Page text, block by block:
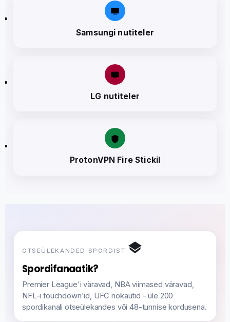
Samsungi nutiteler
LG nutiteler
ProtonVPN Fire Stickil
OTSEÜLEKANDED SPORDIST
Spordifanaatik?
Premier League'i väravad, NBA viimased väravad,
NFL-i touchdown'id, UFC nokautid – üle 200
spordikanali otseülekandes või 48-tunnise kordusena.